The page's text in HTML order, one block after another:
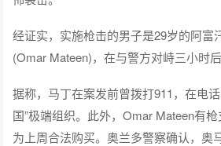
经证实，实施枪击的男子是29岁的阿富
(Omar Mateen)，在与警方对峙三小时后
据称，马丁在案发前曾拨打911，在电
国”极端组织。此外，Omar Mateen有
为上周合法购买。奥兰多警察确认，奥